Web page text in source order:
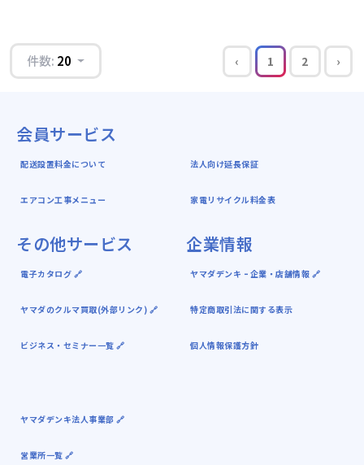
件数: 20 ‹ 1 2 ›
会員サービス
配送設置料金について
エアコン工事メニュー
法人向け延長保証
家電リサイクル料金表
その他サービス
電子カタログ 🔗
ヤマダのクルマ買取(外部リンク) 🔗
ビジネス・セミナー一覧 🔗
企業情報
ヤマダデンキ ｰ 企業・店舗情報 🔗
特定商取引法に関する表示
個人情報保護方針
ヤマダデンキ法人事業部 🔗
営業所一覧 🔗